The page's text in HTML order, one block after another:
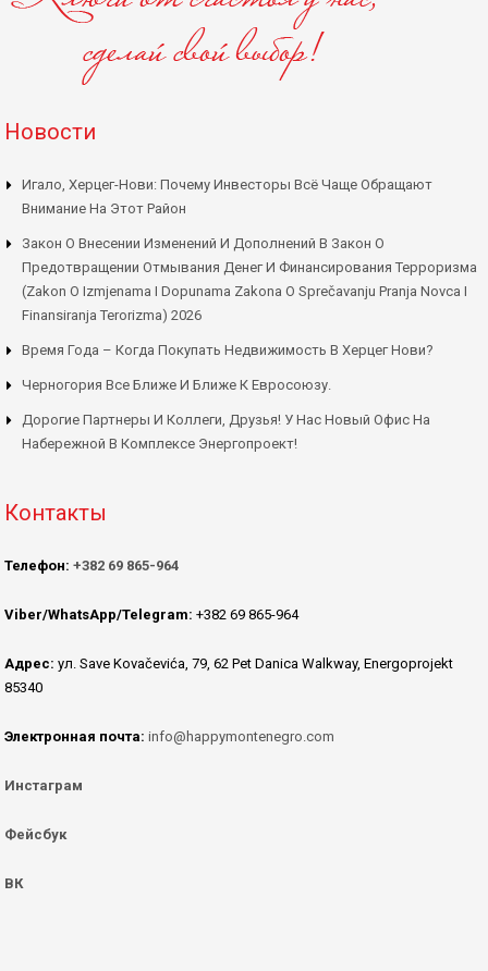
Новости
Игало, Херцег-Нови: Почему Инвесторы Всё Чаще Обращают
Внимание На Этот Район
Закон О Внесении Изменений И Дополнений В Закон О
Предотвращении Отмывания Денег И Финансирования Терроризма
(Zakon O Izmjenama I Dopunama Zakona O Sprečavanju Pranja Novca I
Finansiranja Terorizma) 2026
Время Года – Когда Покупать Недвижимость В Херцег Нови?
Черногория Все Ближе И Ближе К Евросоюзу.
Дорогие Партнеры И Коллеги, Друзья! У Нас Новый Офис На
Набережной В Комплексе Энергопроект!
Контакты
Телефон: +382 69 865-964
Viber/WhatsApp/Telegram: +382 69 865-964
Адрес: ул. Save Kovačevića, 79, 62 Pet Danica Walkway, Energoprojekt
85340
Электронная почта: info@happymontenegro.com
Инстаграм
Фейсбук
ВК